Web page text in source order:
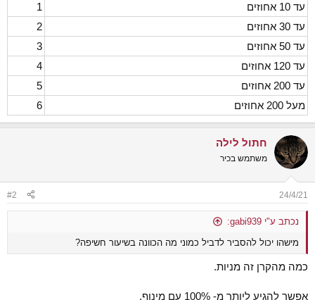
עד 10 אחוזים
1
עד 30 אחוזים
2
עד 50 אחוזים
3
עד 120 אחוזים
4
עד 200 אחוזים
5
מעל 200 אחוזים
6
חתול לילה
משתמש בכיר
24/4/21
#2
נכתב ע"י gabi939:
מישהו יכול להסביר לדביל כמוני מה הכוונה בשיעור חשיפה?
כמה מהקרן זה מניות.
אפשר להגיע ליותר מ- 100% עם מינוף.